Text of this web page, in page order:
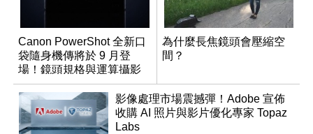
Canon PowerShot 全新口
袋隨身機傳將於 9 月登
場！鏡頭規格與運算攝影
升級成為焦點
為什麼長焦鏡頭會壓縮空
間？
影像處理市場震撼彈！Adobe 宣佈
收購 AI 照片與影片優化專家 Topaz
Labs